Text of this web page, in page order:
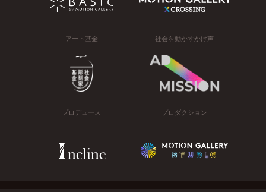
アート基金 社会を動かすかけ声
プロデュース プロダクション